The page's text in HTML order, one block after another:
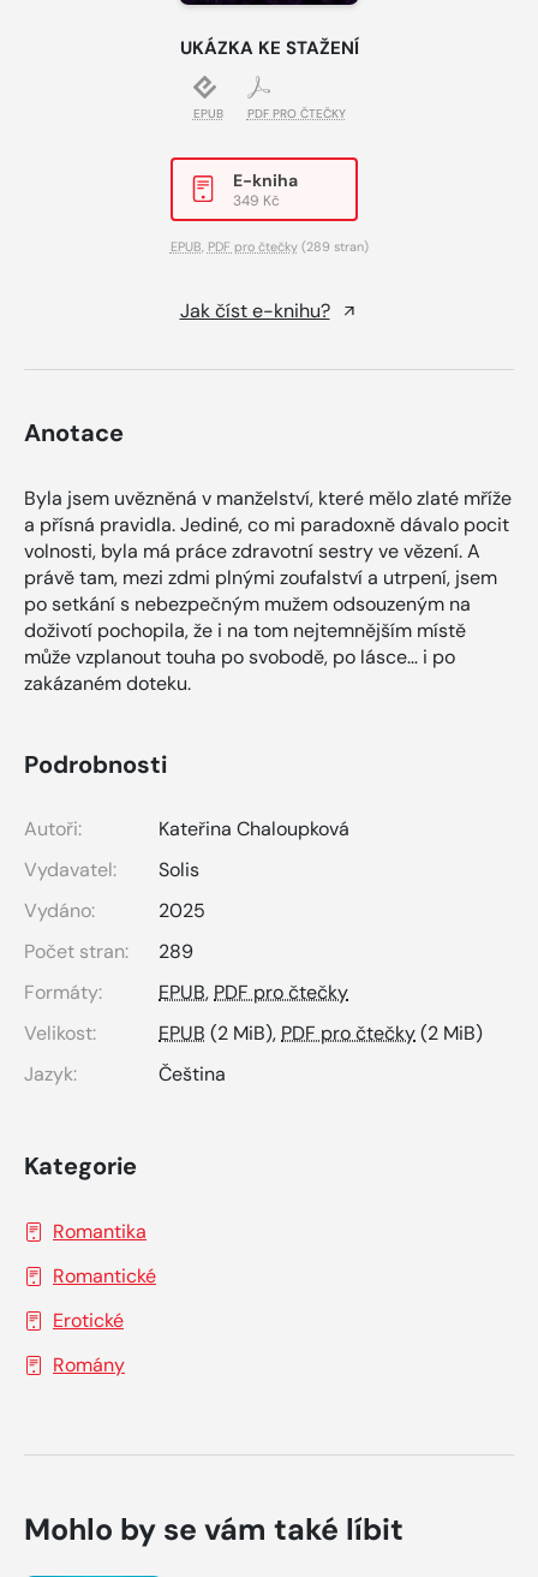
UKÁZKA KE STAŽENÍ
EPUB PDF PRO ČTEČKY
E-kniha
349 Kč
EPUB PDF pro čtečky(289 stran)
Jak číst e-knihu?
Anotace
Byla jsem uvězněná v manželství, které mělo zlaté mříže
a přísná pravidla. Jediné, co mi paradoxně dávalo pocit
volnosti, byla má práce zdravotní sestry ve vězení. A
právě tam, mezi zdmi plnými zoufalství a utrpení, jsem
po setkání s nebezpečným mužem odsouzeným na
doživotí pochopila, že i na tom nejtemnějším místě
může vzplanout touha po svobodě, po lásce… i po
zakázaném doteku.
Podrobnosti
Autoři:
Kateřina Chaloupková
Vydavatel:
Solis
Vydáno:
2025
Počet stran:
289
Formáty:
EPUB, PDF pro čtečky
Velikost:
EPUB (2 MiB), PDF pro čtečky(2 MiB)
Jazyk:
Čeština
Kategorie
Romantika
Romantické
Erotické
Romány
Mohlo by se vám také líbit